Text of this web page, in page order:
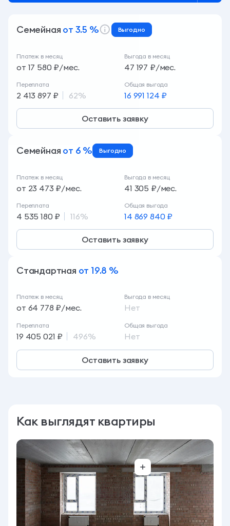
Семейная от 3.5 % Выгодно
Платеж в месяц
от 17 580 ₽/мес.
Выгода в месяц
47 197 ₽/мес.
Переплата
2 413 897 ₽ 62%
Общая выгода
16 991 124 ₽
Оставить заявку
Семейная от 6 % Выгодно
Платеж в месяц
от 23 473 ₽/мес.
Выгода в месяц
41 305 ₽/мес.
Переплата
4 535 180 ₽ 116%
Общая выгода
14 869 840 ₽
Оставить заявку
Стандартная от 19.8 %
Платеж в месяц
от 64 778 ₽/мес.
Выгода в месяц
Нет
Переплата
19 405 021 ₽ 496%
Общая выгода
Нет
Оставить заявку
Как выглядят квартиры